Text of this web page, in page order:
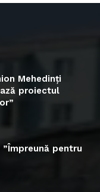
Mehedinți
proiectul
pentru